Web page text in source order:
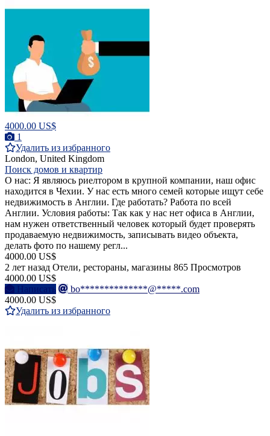
4000.00 US$
1
Удалить из избранного
London, United Kingdom
Поиск домов и квартир
О нас: Я являюсь риелтором в крупной компании, наш офис
находится в Чехии. У нас есть много семей которые ищут себе
недвижимость в Англии. Где работать? Работа по всей
Англии. Условия работы: Так как у нас нет офиса в Англии,
нам нужен ответственный человек который будет проверять
продаваемую недвижимость, записывать видео объекта,
делать фото по нашему регл...
4000.00 US$
2 лет назад Отели, рестораны, магазины 865 Просмотров
4000.00 US$
Написать
bo**************@*****.com
4000.00 US$
Удалить из избранного